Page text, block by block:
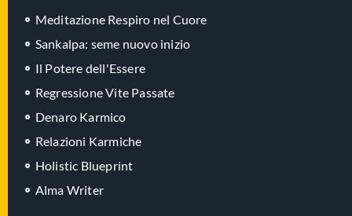
Meditazione Respiro nel Cuore
Sankalpa: seme nuovo inizio
Il Potere dell'Essere
Regressione Vite Passate
Denaro Karmico
Relazioni Karmiche
Holistic Blueprint
Alma Writer